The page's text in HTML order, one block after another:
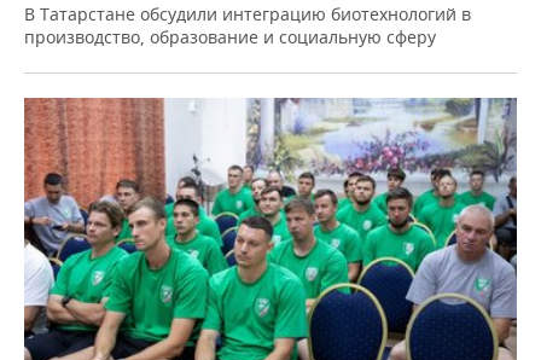
В Татарстане обсудили интеграцию биотехнологий в
производство, образование и социальную сферу